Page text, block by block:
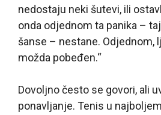
nedostaju neki šutevi, ili
onda odjednom ta panika –
šanse – nestane. Odjednom,
možda pobeđen.“
Dovoljno često se govori, ali
ponavljanje. Tenis u